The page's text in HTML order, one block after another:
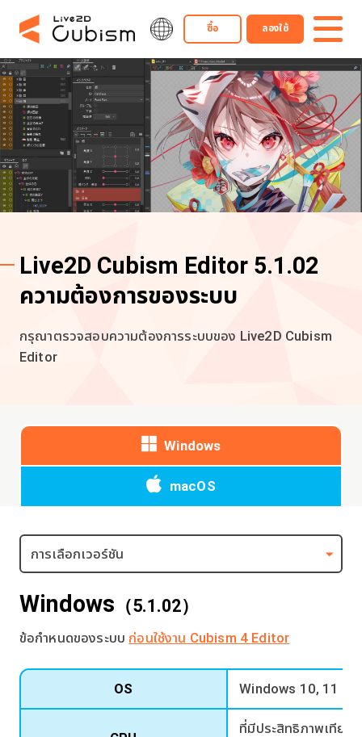
ซื้อ ลองใช้
Live2D Cubism Editor 5.1.02
ความต้องการของระบบ
กรุณาตรวจสอบความต้องการระบบของ Live2D Cubism
Editor
Windows
macOS
Windows （5.1.02）
ข้อกำหนดของระบบ ก่อนใช้งาน Cubism 4 Editor
OS Windows 10, 11 (รุ่
ที่มีประสิทธิภาพเทียบ